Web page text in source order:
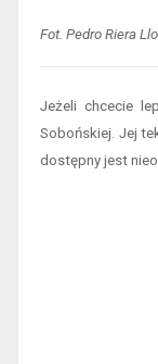
Fot. Pedro Riera
Jeżeli chcecie
Sobońskiej. Jej
dostępny jest